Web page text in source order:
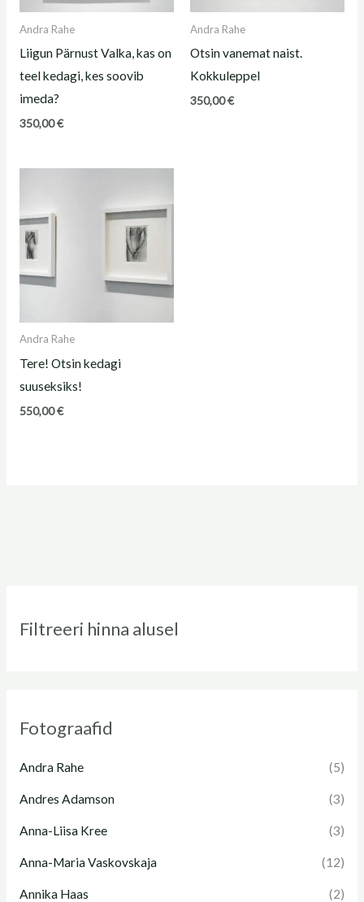
Filtreeri hinna alusel
Fotograafid
Andra Rahe (5)
Andres Adamson (3)
Anna-Liisa Kree (3)
Anna-Maria Vaskovskaja (12)
Annika Haas (2)
Andra Rahe
Liigun Pärnust Valka, kas on
teel kedagi, kes soovib
imeda?
350,00€
Andra Rahe
Otsin vanemat naist.
Kokkuleppel
350,00€
Andra Rahe
Tere! Otsin kedagi
suuseksiks!
550,00€